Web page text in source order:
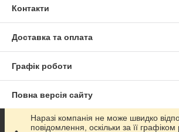
Контакти
Доставка та оплата
Графік роботи
Повна версія сайту
Сайт створено на маркетплейсіProm.ua
Наразі компанія не може швидко
повідомлення, оскільки за її